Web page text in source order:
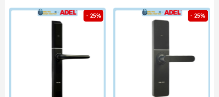
- 25% - 25%